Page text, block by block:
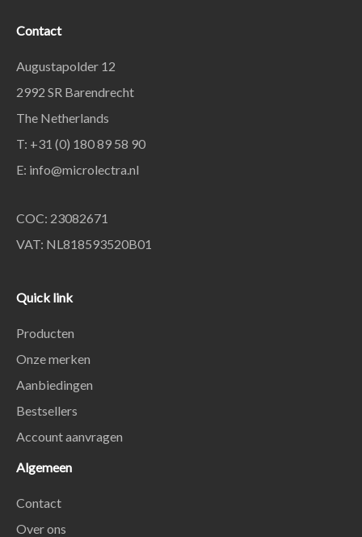
Contact
Augustapolder 12
2992 SR Barendrecht
The Netherlands
T: +31 (0) 180 89 58 90
E: info@microlectra.nl
COC: 23082671
VAT: NL818593520B01
Quick link
Producten
Onze merken
Aanbiedingen
Bestsellers
Account aanvragen
Algemeen
Contact
Over ons